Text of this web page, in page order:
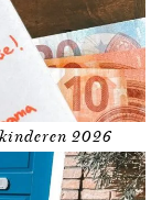
2026